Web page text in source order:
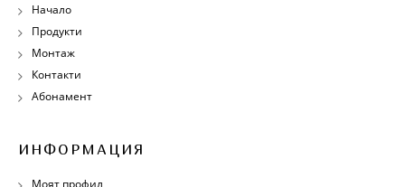
Начало
Продукти
Монтаж
Контакти
Абонамент
ИНФОРМАЦИЯ
Моят профил